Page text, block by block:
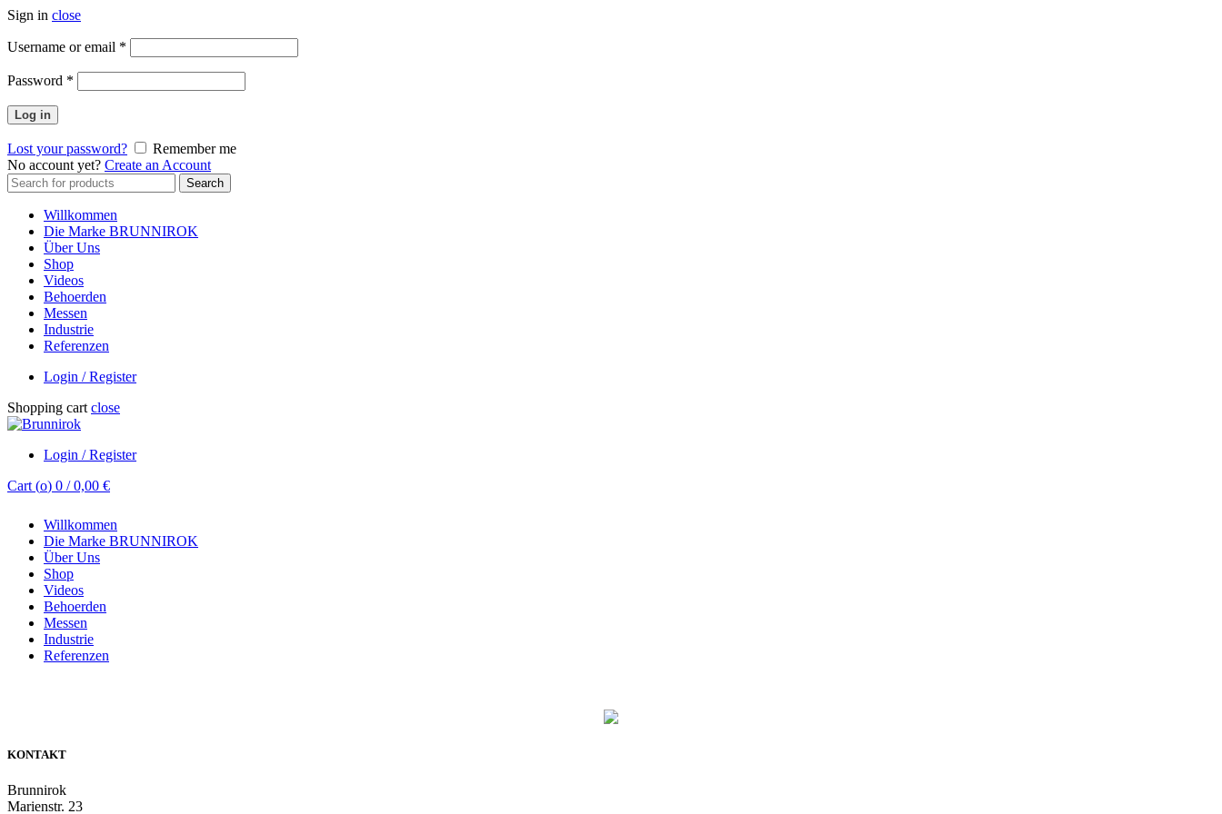
Sign in close
Username or email *
Password *
Log in
Lost your password?
Remember me
No account yet? Create an Account
Search
for:
Search
Willkommen
Die Marke BRUNNIROK
Über Uns
Shop
Videos
Behoerden
Messen
Industrie
Referenzen
Login / Register
Shopping cart close
Login / Register
Cart (o) 0 / 0,00 €
Willkommen
Die Marke BRUNNIROK
Über Uns
Shop
Videos
Behoerden
Messen
Industrie
Referenzen
KONTAKT
Brunnirok
Marienstr. 23